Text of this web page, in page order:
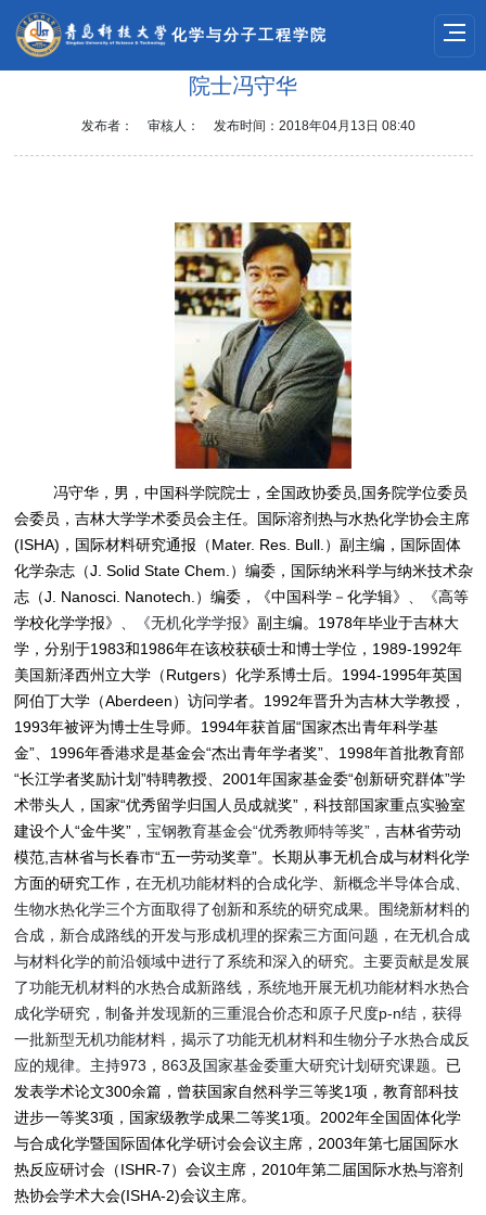
化学与分子工程学院
院士冯守华
发布者： 审核人： 发布时间：2018年04月13日 08:40
冯守华，男，中国科学院院士，全国政协委员,国务院学位委员
会委员，吉林大学学术委员会主任。国际溶剂热与水热化学协会主席
(ISHA)，国际材料研究通报（Mater. Res. Bull.）副主编，国际固体
化学杂志（J. Solid State Chem.）编委，国际纳米科学与纳米技术杂
志（J. Nanosci. Nanotech.）编委，《中国科学－化学辑》
、《高等
学校化学学报》
、《无机化学学报》 副主编。1978年毕业于吉林大
学，分别于1983和1986年在该校获硕士和博士学位，1989-1992年
美国新泽西州立大学（Rutgers）化学系博士后。1994-1995年英国
阿伯丁大学（Aberdeen）访问学者。1992年晋升为吉林大学教授，
1993年被评为博士生导师。1994年获首届“国家杰出青年科学基
金”、1996年香港求是基金会“杰出青年学者奖”、1998年首批教育部
“长江学者奖励计划”特聘教授、2001年国家基金委“创新研究群体”学
术带头人，国家“优秀留学归国人员成就奖”， 科技部国家重点实验室
建设个人“金牛奖”，宝钢教育基金会“优秀教师特等奖”， 吉林省劳动
模范,吉林省与长春市“五一劳动奖章”。长期从事无机合成与材料化学
方面的研究工作， 在无机功能材料的合成化学、新概念半导体合成、
生物水热化学三个方面取得了创新和系统的研究成果。围绕新材料的
合成，新合成路线的开发与形成机理的探索三方面问题，在无机合成
与材料化学的前沿领域中进行了系统和深入的研究。主要贡献是发展
了功能无机材料的水热合成新路线，系统地开展无机功能材料水热合
成化学研究，制备并发现新的三重混合价态和原子尺度p-n结，获得
一批新型无机功能材料，揭示了功能无机材料和生物分子水热合成反
应的规律。主持973，863及国家基金委重大研究计划研究课题。 已
发表学术论文300余篇，曾获国家自然科学三等奖1项，教育部科技
进步一等奖3项，国家级教学成果二等奖1项。2002年全国固体化学
与合成化学暨国际固体化学研讨会会议主席，2003年第七届国际水
热反应研讨会（ISHR-7）会议主席，2010年第二届国际水热与溶剂
热协会学术大会(ISHA-2)会议主席。